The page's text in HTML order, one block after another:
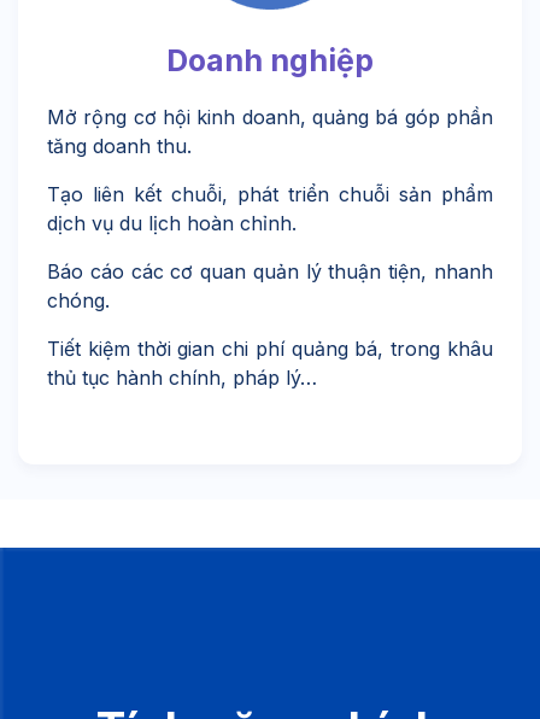
Doanh nghiệp
Mở rộng cơ hội kinh doanh, quảng bá góp phần
tăng doanh thu.
Tạo liên kết chuỗi, phát triển chuỗi sản phẩm
dịch vụ du lịch hoàn chỉnh.
Báo cáo các cơ quan quản lý thuận tiện, nhanh
chóng.
Tiết kiệm thời gian chi phí quảng bá, trong khâu
thủ tục hành chính, pháp lý…